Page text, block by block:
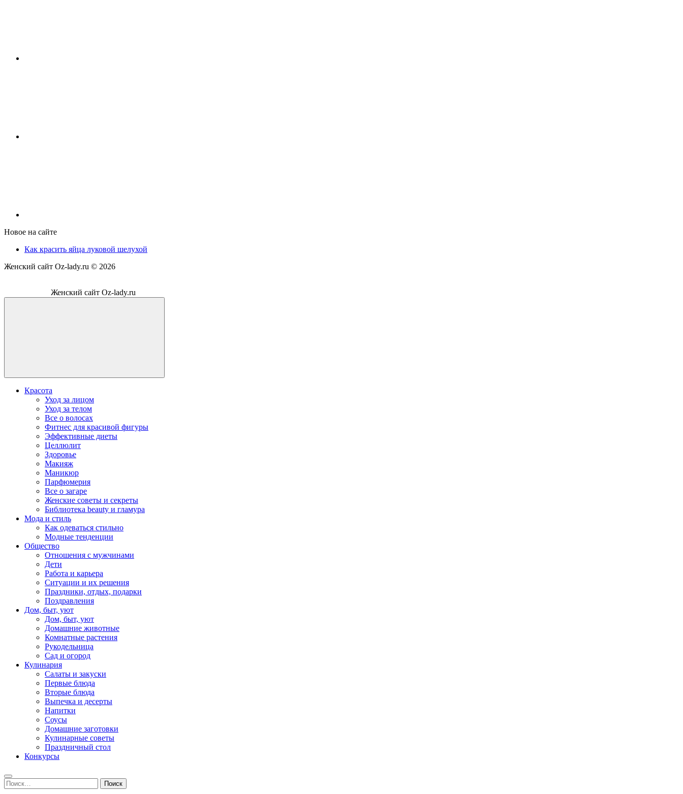
Новое на сайте
Как красить яйца луковой шелухой
Женский сайт Oz-lady.ru © 2026
Женский сайт Oz-lady.ru
Красота
Уход за лицом
Уход за телом
Все о волосах
Фитнес для красивой фигуры
Эффективные диеты
Целлюлит
Здоровье
Макияж
Маникюр
Парфюмерия
Все о загаре
Женские советы и секреты
Библиотека beauty и гламура
Мода и стиль
Как одеваться стильно
Модные тенденции
Общество
Отношения с мужчинами
Дети
Работа и карьера
Ситуации и их решения
Праздники, отдых, подарки
Поздравления
Дом, быт, уют
Дом, быт, уют
Домашние животные
Комнатные растения
Рукодельница
Сад и огород
Кулинария
Салаты и закуски
Первые блюда
Вторые блюда
Выпечка и десерты
Напитки
Соусы
Домашние заготовки
Кулинарные советы
Праздничный стол
Конкурсы
Найти: